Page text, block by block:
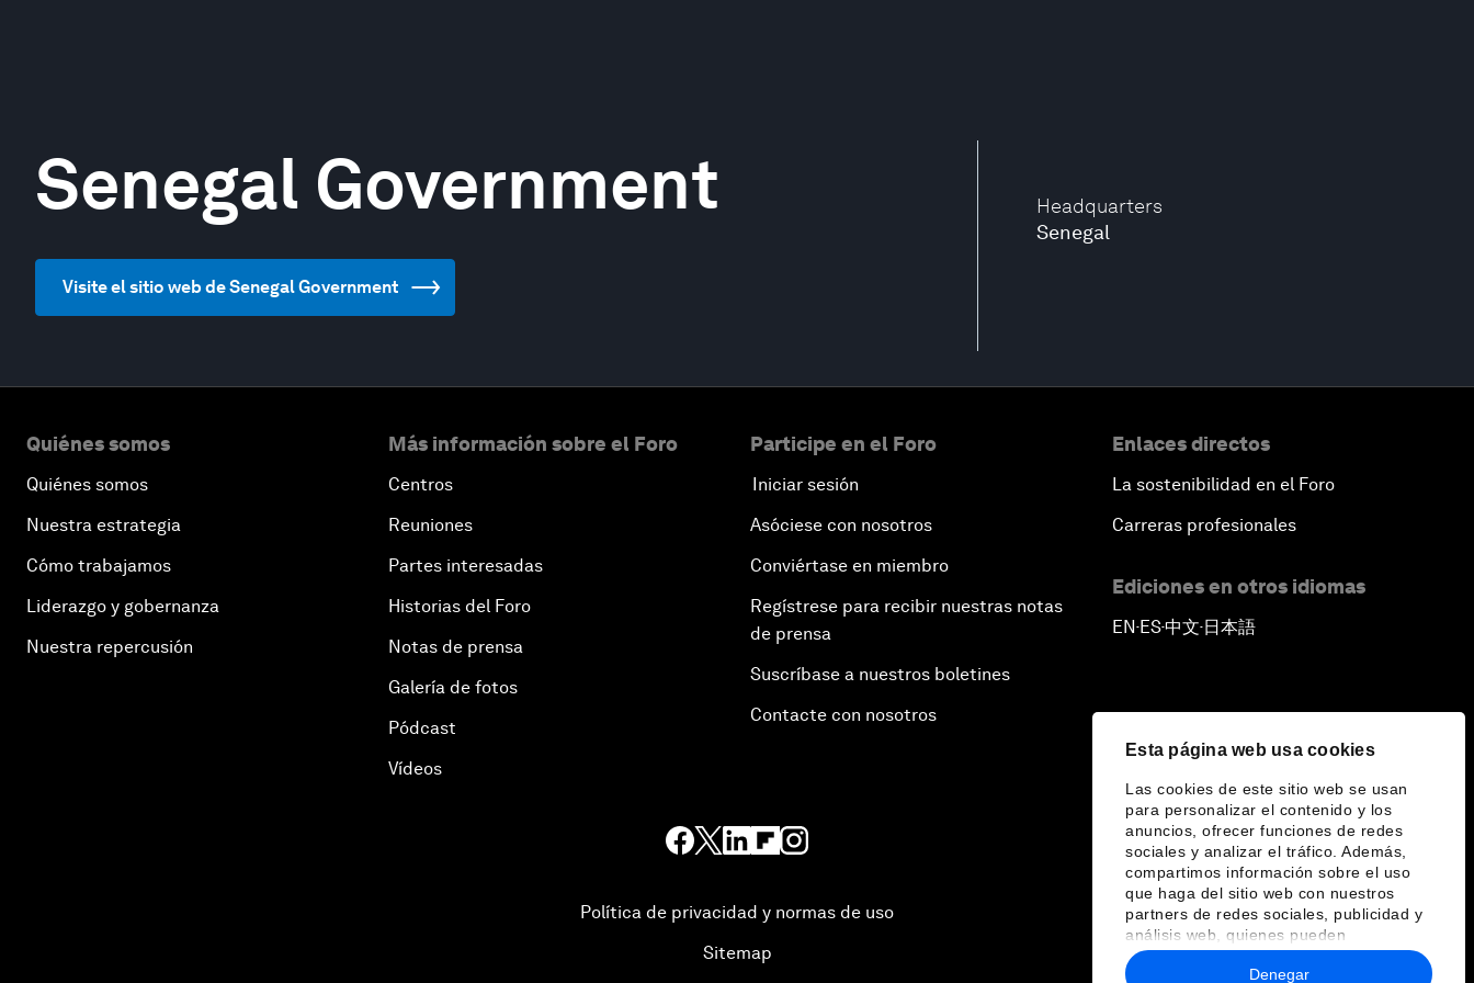
Esta página web usa cookies
Las cookies de este sitio web se usan
para personalizar el contenido y los
anuncios, ofrecer funciones de redes
sociales y analizar el tráfico. Además,
compartimos información sobre el uso
que haga del sitio web con nuestros
partners de redes sociales, publicidad y
análisis web, quienes pueden
combinarla con otra información que les
haya proporcionado o que hayan
Denegar
Headquarters
Senegal
Senegal Government
Visite el sitio web de Senegal Government
Quiénes somos
Quiénes somos
Nuestra estrategia
Cómo trabajamos
Liderazgo y gobernanza
Nuestra repercusión
Más información sobre el Foro
Centros
Reuniones
Partes interesadas
Historias del Foro
Notas de prensa
Galería de fotos
Pódcast
Vídeos
Participe en el Foro
Iniciar sesión
Asóciese con nosotros
Conviértase en miembro
Regístrese para recibir nuestras notas
de prensa
Suscríbase a nuestros boletines
Contacte con nosotros
Enlaces directos
La sostenibilidad en el Foro
Carreras profesionales
Ediciones en otros idiomas
EN▪ES▪中文▪ 日本語
Política de privacidad y normas de uso
Sitemap